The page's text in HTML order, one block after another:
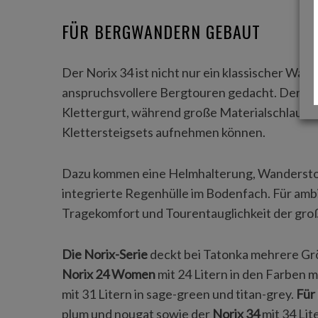
FÜR BERGWANDERN GEBAUT
Der Norix 34 ist nicht nur ein klassischer
anspruchsvollere Bergtouren gedacht. Der
Klettergurt, während große
Klettersteigsets aufnehmen können.
Dazu kommen eine Helmhalterung,
integrierte Regenhülle im Bodenfach. Für
Tragekomfort und Tourentauglichkeit der
Die Norix-Seriedeckt bei Tatonka mehrere
Norix 24 Womenmit 24 Litern in den Farben
mit 31 Litern in sage-green und titan-grey.
plum und nougat sowie der Norix 34mit 34